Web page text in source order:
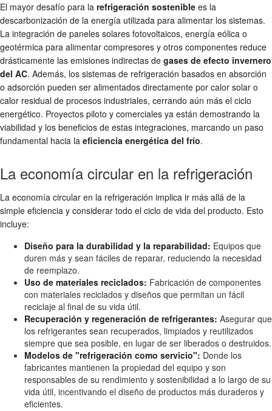
El mayor desafío para la refrigeración sostenible es la
descarbonización de la energía utilizada para alimentar los sistemas.
La integración de paneles solares fotovoltaicos, energía eólica o
geotérmica para alimentar compresores y otros componentes reduce
drásticamente las emisiones indirectas de gases de efecto invernero
del AC. Además, los sistemas de refrigeración basados en absorción
o adsorción pueden ser alimentados directamente por calor solar o
calor residual de procesos industriales, cerrando aún más el ciclo
energético. Proyectos piloto y comerciales ya están demostrando la
viabilidad y los beneficios de estas integraciones, marcando un paso
fundamental hacia la eficiencia energética del frío.
La economía circular en la refrigeración
La economía circular en la refrigeración implica ir más allá de la
simple eficiencia y considerar todo el ciclo de vida del producto. Esto
incluye:
Diseño para la durabilidad y la reparabilidad: Equipos que
duren más y sean fáciles de reparar, reduciendo la necesidad
de reemplazo.
Uso de materiales reciclados: Fabricación de componentes
con materiales reciclados y diseños que permitan un fácil
reciclaje al final de su vida útil.
Recuperación y regeneración de refrigerantes: Asegurar que
los refrigerantes sean recuperados, limpiados y reutilizados
siempre que sea posible, en lugar de ser liberados o destruidos.
Modelos de "refrigeración como servicio": Donde los
fabricantes mantienen la propiedad del equipo y son
responsables de su rendimiento y sostenibilidad a lo largo de su
vida útil, incentivando el diseño de productos más duraderos y
eficientes.